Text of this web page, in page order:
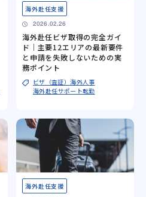
海外赴任支援
2026.02.26
海外赴任ビザ取得の完全ガイ
ド｜主要12エリアの最新要件
と申請を失敗しないための実
務ポイント
ビザ（査証）海外人事
海外赴任サポート転勤
海外赴任支援